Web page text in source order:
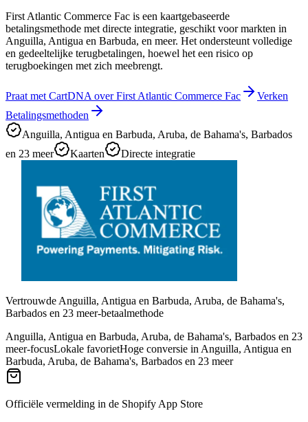
First Atlantic Commerce Fac is een kaartgebaseerde
betalingsmethode met directe integratie, geschikt voor markten in
Anguilla, Antigua en Barbuda, en meer. Het ondersteunt volledige
en gedeeltelijke terugbetalingen, hoewel het een risico op
terugboekingen met zich meebrengt.
Praat met CartDNA over First Atlantic Commerce Fac
Verken
Betalingsmethoden
Anguilla, Antigua en Barbuda, Aruba, de Bahama's, Barbados
en 23 meer
Kaarten Directe integratie
Vertrouwde Anguilla, Antigua en Barbuda, Aruba, de Bahama's,
Barbados en 23 meer-betaalmethode
Anguilla, Antigua en Barbuda, Aruba, de Bahama's, Barbados en 23
meer-focusLokale favorietHoge conversie in Anguilla, Antigua en
Barbuda, Aruba, de Bahama's, Barbados en 23 meer
Officiële vermelding in de Shopify App Store